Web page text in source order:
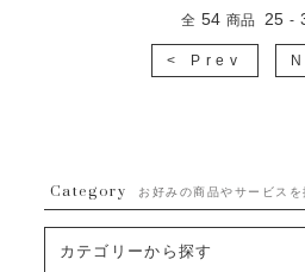
全 54 商品 25 -
< Prev
Category お好みの商品やサービスを
カテゴリーから探す